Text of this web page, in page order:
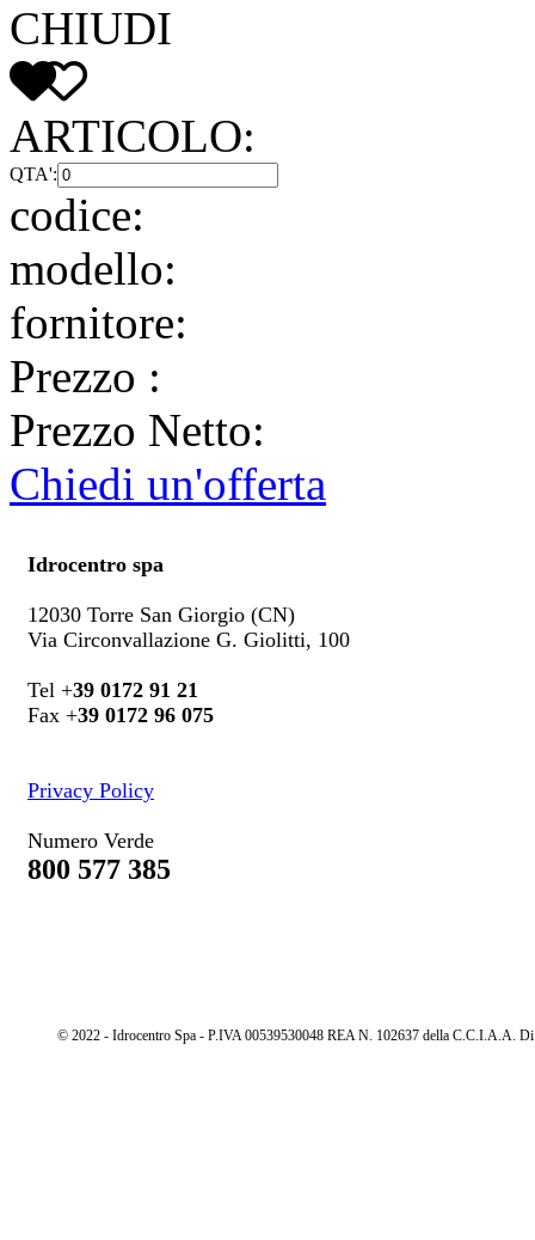
CHIUDI
ARTICOLO:
QTA':
codice:
modello:
fornitore:
Prezzo :
Prezzo Netto:
Chiedi un'offerta
Idrocentro spa
12030 Torre San Giorgio (CN)
Via Circonvallazione G. Giolitti, 100
Tel +39 0172 91 21
Fax +39 0172 96 075
Privacy Policy
Numero Verde
800 577 385
© 2022 - Idrocentro Spa - P.IVA 00539530048 REA N. 102637 della C.C.I.A.A.